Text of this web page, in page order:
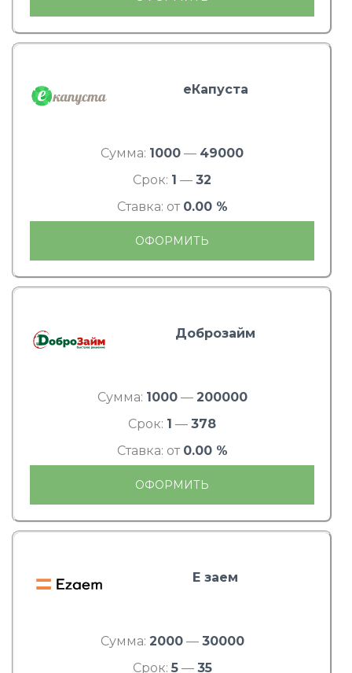
еКапуста
Сумма: 1000 — 49000
Срок: 1 — 32
Ставка: от 0.00 %
ОФОРМИТЬ
Доброзайм
Сумма: 1000— 200000
Срок: 1 — 378
Ставка: от 0.00 %
ОФОРМИТЬ
Е заем
Сумма: 2000— 30000
Срок: 5— 35